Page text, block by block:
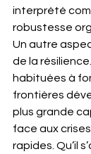
interprété
robustesse
Un autre
de la
habituées à
frontières
plus grande
face aux
rapides. Qu’il